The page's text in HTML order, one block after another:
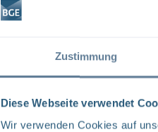
Zustimmung
Diese Webseite verwendet
Wir verwenden Cookies auf